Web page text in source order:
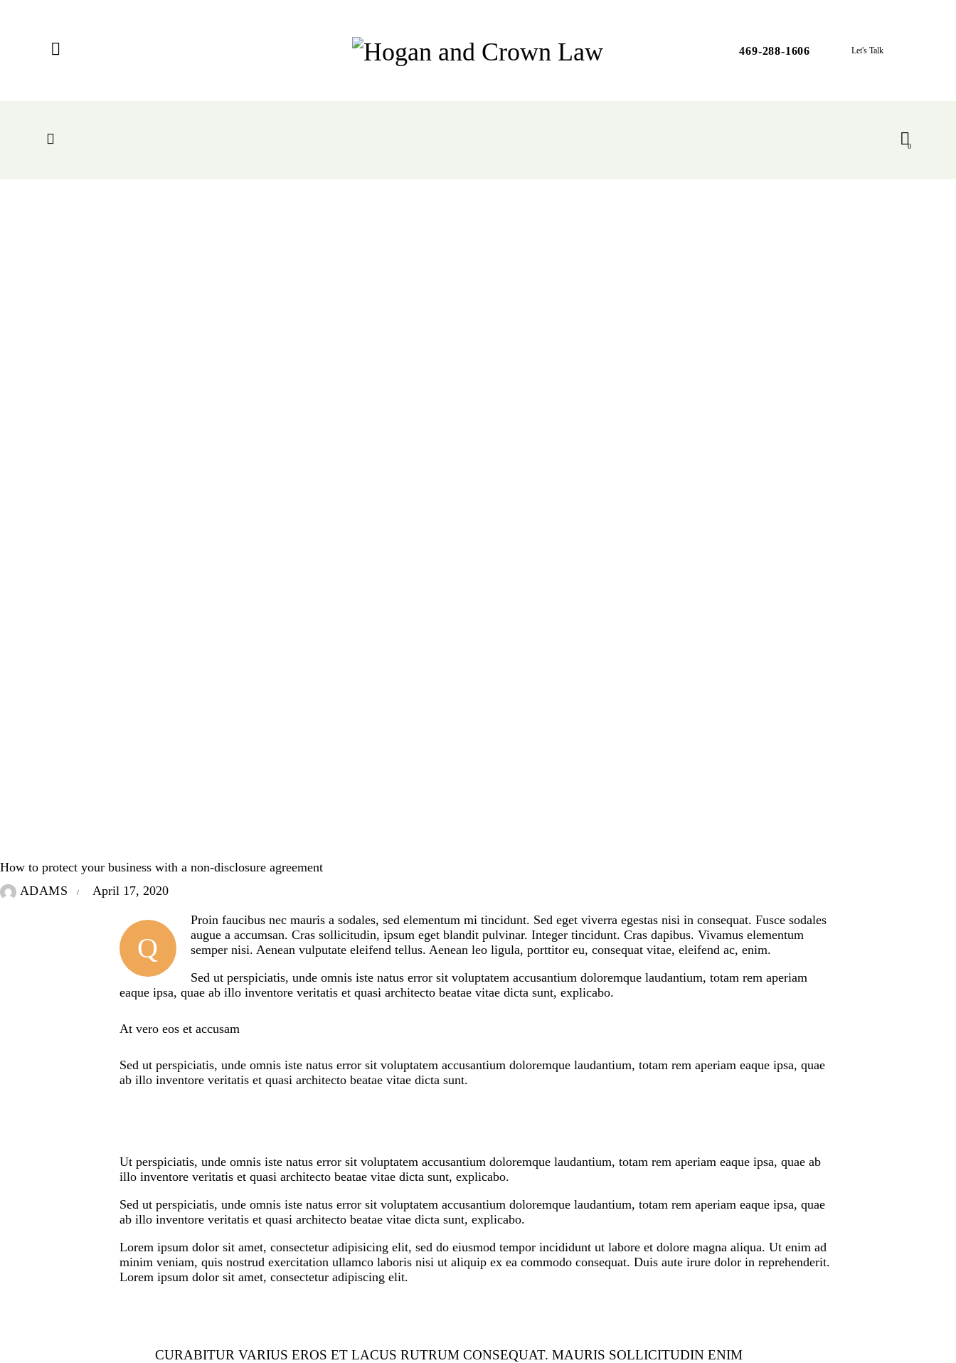
469-288-1606 Let's Talk
0
How to protect your business with a non-disclosure agreement
ADAMS
April 17, 2020
Q
Proin faucibus nec mauris a sodales, sed elementum mi tincidunt. Sed eget viverra egestas nisi in consequat. Fusce sodales
augue a accumsan. Cras sollicitudin, ipsum eget blandit pulvinar. Integer tincidunt. Cras dapibus. Vivamus elementum
semper nisi. Aenean vulputate eleifend tellus. Aenean leo ligula, porttitor eu, consequat vitae, eleifend ac, enim.
Sed ut perspiciatis, unde omnis iste natus error sit voluptatem accusantium doloremque laudantium, totam rem aperiam
eaque ipsa, quae ab illo inventore veritatis et quasi architecto beatae vitae dicta sunt, explicabo.
At vero eos et accusam
Sed ut perspiciatis, unde omnis iste natus error sit voluptatem accusantium doloremque laudantium, totam rem aperiam eaque ipsa, quae
ab illo inventore veritatis et quasi architecto beatae vitae dicta sunt.
Ut perspiciatis, unde omnis iste natus error sit voluptatem accusantium doloremque laudantium, totam rem aperiam eaque ipsa, quae ab
illo inventore veritatis et quasi architecto beatae vitae dicta sunt, explicabo.
Sed ut perspiciatis, unde omnis iste natus error sit voluptatem accusantium doloremque laudantium, totam rem aperiam eaque ipsa, quae
ab illo inventore veritatis et quasi architecto beatae vitae dicta sunt, explicabo.
Lorem ipsum dolor sit amet, consectetur adipisicing elit, sed do eiusmod tempor incididunt ut labore et dolore magna aliqua. Ut enim ad
minim veniam, quis nostrud exercitation ullamco laboris nisi ut aliquip ex ea commodo consequat. Duis aute irure dolor in reprehenderit.
Lorem ipsum dolor sit amet, consectetur adipiscing elit.
CURABITUR VARIUS EROS ET LACUS RUTRUM CONSEQUAT. MAURIS SOLLICITUDIN ENIM